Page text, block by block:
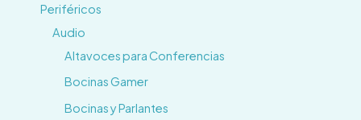
Periféricos
Audio
Altavoces para Conferencias
Bocinas Gamer
Bocinas y Parlantes